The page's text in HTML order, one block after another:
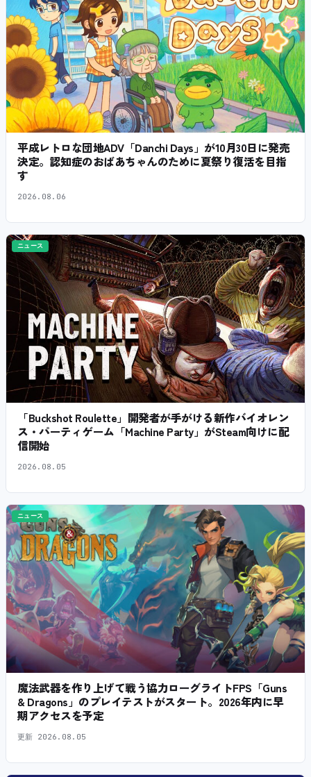
平成レトロな団地ADV「Danchi Days」が10月30日に発売
決定。認知症のおばあちゃんのために夏祭り復活を目指
す
2026.08.06
ニュース
「Buckshot Roulette」開発者が手がける新作バイオレン
ス・パーティゲーム「Machine Party」がSteam向けに配
信開始
2026.08.05
ニュース
魔法武器を作り上げて戦う協力ローグライトFPS「Guns
& Dragons」のプレイテストがスタート。2026年内に早
期アクセスを予定
更新 2026.08.05